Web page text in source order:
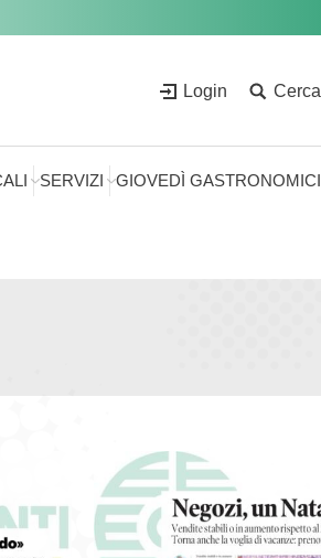
Login Cerca
SERVIZI GIOVEDÌ GASTRONOMICI